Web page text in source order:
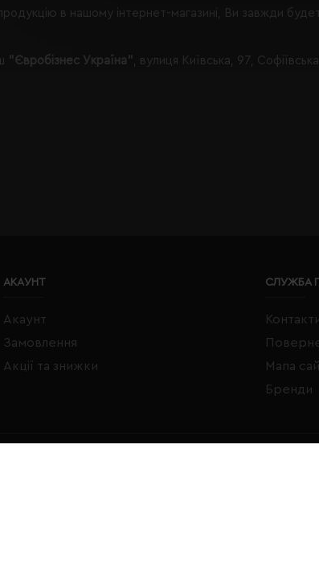
в нашому інтернет-магазині, Ви завжди
"Євробізнес Україна" , вулиця Київська, 97,
АКАУНТ
Акаунт
Замовлення
Акції та знижки
СЛУЖБА
Мапа
Бренди